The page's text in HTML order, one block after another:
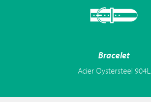
Bracelet
Acier Oystersteel 904L